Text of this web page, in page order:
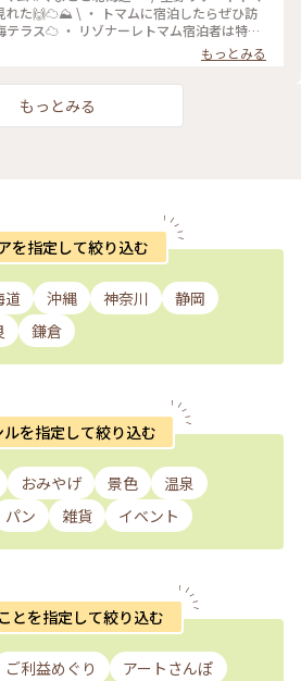
#ことりっぷ #秋の装い #雲海 #星野リ
#絶景
れた🙌☁️⛰️ \ ・ トマムに宿泊したらぜひ訪
テラス☁️ ・ リゾナーレトマム宿泊者は特典
トパスがついてくるのですが 始発バスま
3:00起きで4:00頃ロビーにいくと もう行列
り😲 4:30前に出た１便に乗れて 先頭集団で
ました🤩 ・ ・ #北海道 #札幌 #北海道旅 #北
観光 #トマム旅行 #トマム観光 #トマム旅 #ト
もっとみる
もっとみる
を指定して絞り込む
道 沖縄 神奈川
静岡
鎌倉
ルを指定して絞り込む
おみやげ 景色
温泉
パン 雑貨 イベント
とを指定して絞り込む
ご利益めぐり
アートさんぽ